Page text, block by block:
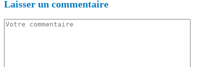
Laisser un commentaire